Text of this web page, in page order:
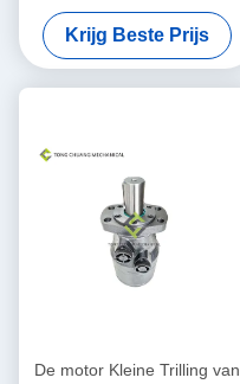
Concreet het Mengen zich
Blad
Krijg Beste Prijs
De motor Kleine Trilling van